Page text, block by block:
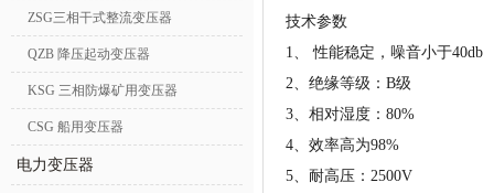
ZSG三相干式整流变压器
QZB 降压起动变压器
KSG 三相防爆矿用变压器
CSG 船用变压器
电力变压器
技术参数
1、 性能稳定，噪音小于40db
2、绝缘等级：B级
3、相对湿度：80%
4、效率高为98%
5、耐高压：2500V